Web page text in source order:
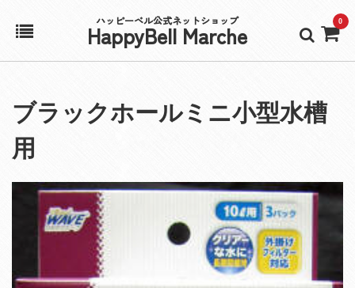
ハッピーベル公式ネットショップ
HappyBell Marche 0
アカウント
カート
ブラックホールミニ小型水槽
用